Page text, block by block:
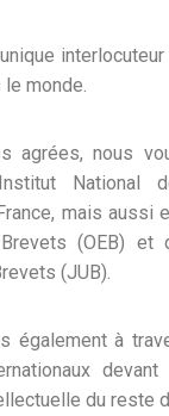
interlocuteur
monde.
agrées, nous
National
mais aussi
(OEB) et
(JUB).
également à
devant
du reste